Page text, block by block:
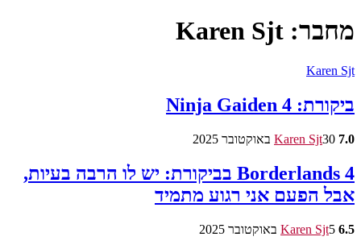
מחבר: Karen Sjt
Karen Sjt
ביקורת: Ninja Gaiden 4
7.0
Karen Sjt30 באוקטובר 2025
Borderlands 4 בביקורת: יש לו הרבה בעיות,
אבל הפעם אני רגוע מתמיד
6.5
Karen Sjt5 באוקטובר 2025